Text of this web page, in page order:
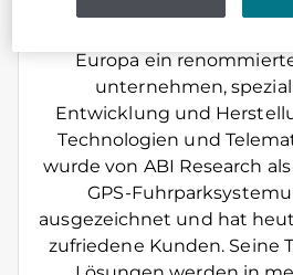
Telematik Lösungen
Europa ein
unternehmen,
Entwicklung und
Technologien und
wurde von ABI Research
GPS-
ausgezeichnet und hat
zufriedene Kunden. Seine